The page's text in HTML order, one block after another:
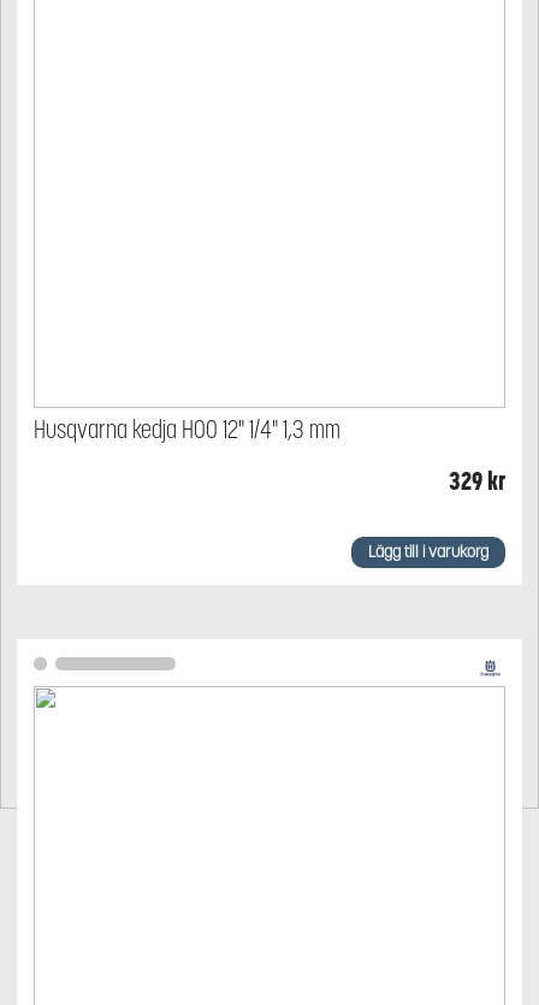
Husqvarna kedja H00 12" 1/4" 1,3 mm
329 kr
Lägg till i varukorg